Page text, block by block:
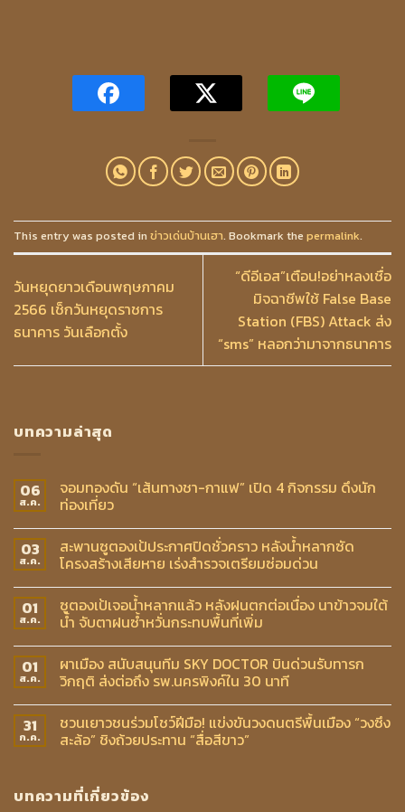
This entry was posted in ข่าวเด่นบ้านเฮา. Bookmark the permalink.
วันหยุดยาวเดือนพฤษภาคม
2566 เช็กวันหยุดราชการ
ธนาคาร วันเลือกตั้ง
“ดีอีเอส”เตือน!อย่าหลงเชื่อ
มิจฉาชีพใช้ False Base
Station (FBS) Attack ส่ง
“sms” หลอกว่ามาจากธนาคาร
บทความล่าสุด
06
ส.ค.
จอมทองดัน “เส้นทางชา-กาแฟ” เปิด 4 กิจกรรม ดึงนัก
ท่องเที่ยว
03
ส.ค.
สะพานซูตองเป้ประกาศปิดชั่วคราว หลังน้ำหลากซัด
โครงสร้างเสียหาย เร่งสำรวจเตรียมซ่อมด่วน
01
ส.ค.
ซูตองเป้เจอน้ำหลากแล้ว หลังฝนตกต่อเนื่อง นาข้าวจมใต้
น้ำ จับตาฝนซ้ำหวั่นกระทบพื้นที่เพิ่ม
01
ส.ค.
ผาเมือง สนับสนุนทีม SKY DOCTOR บินด่วนรับทารก
วิกฤติ ส่งต่อถึง รพ.นครพิงค์ใน 30 นาที
31
ก.ค.
ชวนเยาวชนร่วมโชว์ฝีมือ! แข่งขันวงดนตรีพื้นเมือง “วงซึง
สะล้อ” ชิงถ้วยประทาน “สื่อสีขาว”
บทความที่เกี่ยวข้อง